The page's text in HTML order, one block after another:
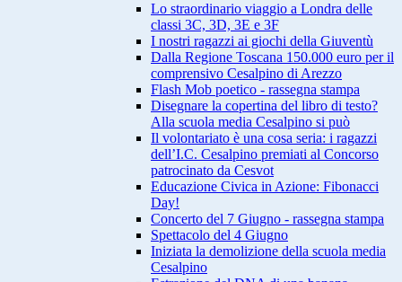
Lo straordinario viaggio a Londra delle
classi 3C, 3D, 3E e 3F
I nostri ragazzi ai giochi della Giuventù
Dalla Regione Toscana 150.000 euro per il
comprensivo Cesalpino di Arezzo
Flash Mob poetico - rassegna stampa
Disegnare la copertina del libro di testo?
Alla scuola media Cesalpino si può
Il volontariato è una cosa seria: i ragazzi
dell’I.C. Cesalpino premiati al Concorso
patrocinato da Cesvot
Educazione Civica in Azione: Fibonacci
Day!
Concerto del 7 Giugno - rassegna stampa
Spettacolo del 4 Giugno
Iniziata la demolizione della scuola media
Cesalpino